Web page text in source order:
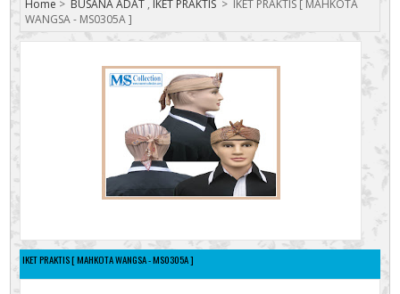
Home > BUSANA ADAT , IKET PRAKTIS > IKET PRAKTIS [ MAHKOTA
WANGSA - MS0305A ]
IKET PRAKTIS [ MAHKOTA WANGSA - MS0305A ]